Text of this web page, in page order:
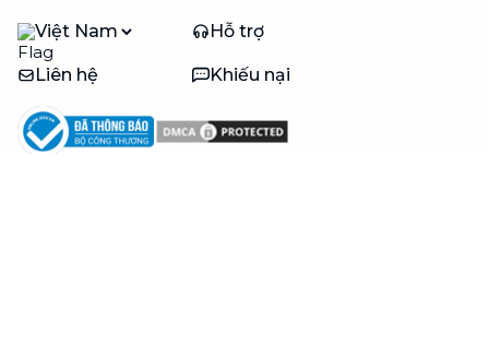
Việt Nam Hỗ trợ
Liên hệ Khiếu nại